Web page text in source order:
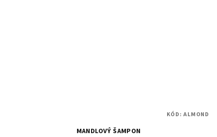
MANDLOVÝ ŠAMPON
KÓD:ALMOND